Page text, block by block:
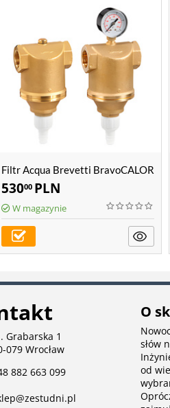
Filtr Acqua Brevetti BravoCALOR
53000 PLN
W magazynie
Grabarska 1
079 Wrocław
882 663 099
O
słów
od